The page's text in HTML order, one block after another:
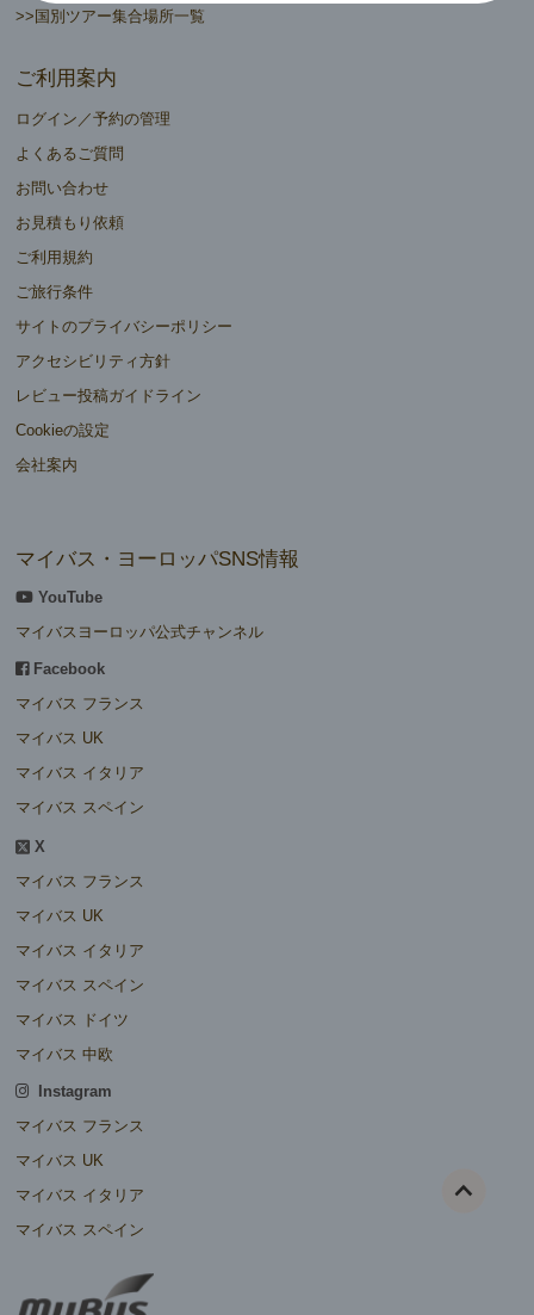
>>国別ツアー集合場所一覧
ご利用案内
ログイン／予約の管理
よくあるご質問
お問い合わせ
お見積もり依頼
ご利用規約
ご旅行条件
サイトのプライバシーポリシー
アクセシビリティ方針
レビュー投稿ガイドライン
Cookieの設定
会社案内
マイバス・ヨーロッパSNS情報
YouTube
マイバスヨーロッパ公式チャンネル
Facebook
マイバス フランス
マイバス UK
マイバス イタリア
マイバス スペイン
X
マイバス フランス
マイバス UK
マイバス イタリア
マイバス スペイン
マイバス ドイツ
マイバス 中欧
Instagram
マイバス フランス
マイバス UK
マイバス イタリア
マイバス スペイン